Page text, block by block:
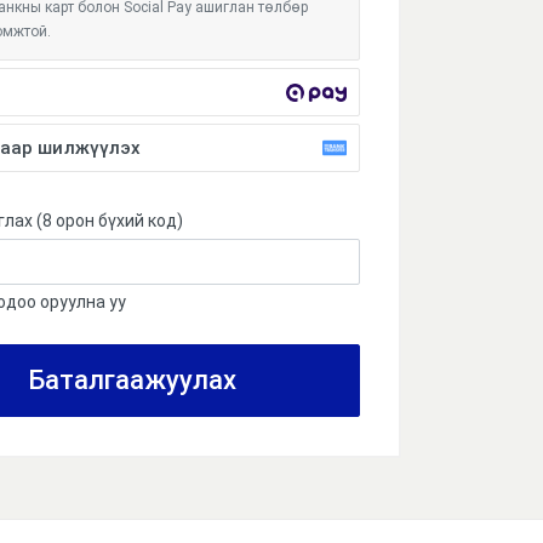
карт болон Social Pay ашиглан төлбөр
банк, Төрийн банк, Улаанбаатар банк,
банк, Most money үйлчилгээний
шилжүүлэх
эсвэл онлайн банк ашиглан төлбөрийг хийнэ.
(8 орон бүхий код)
оруулна уу
Баталгаажуулах